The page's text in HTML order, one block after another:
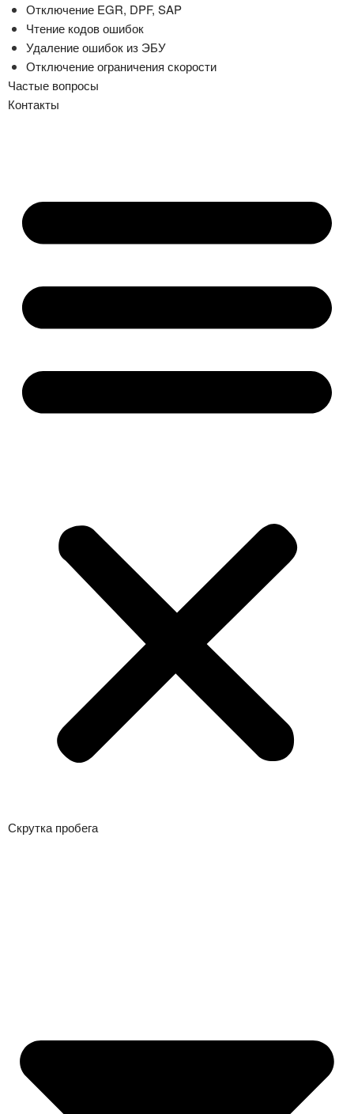
Отключение EGR, DPF, SAP
Чтение кодов ошибок
Удаление ошибок из ЭБУ
Отключение ограничения скорости
Частые вопросы
Контакты
Скрутка пробега